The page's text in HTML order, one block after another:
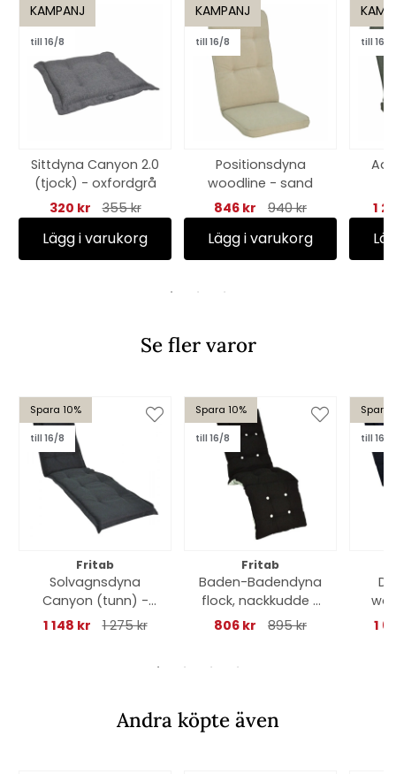
KAMPANJ
till 16/8
Sittdyna Canyon 2.0
(tjock) - oxfordgrå
320 kr
355 kr
Lägg i varukorg
KAMPANJ
till 16/8
Positionsdyna
woodline - sand
846 kr
940 kr
Lägg i varukorg
till 16/8
1
Se fler varor
Spara 10%
till 16/8
Fritab
Solvagnsdyna
Canyon (tunn) -
antracitgrå struktur
1 148 kr 1 275 kr
Spara 10%
till 16/8
Fritab
Baden-Badendyna
flock, nackkudde -
svart
806 kr 895 kr
Spara
till 16/8
1
Andra köpte även